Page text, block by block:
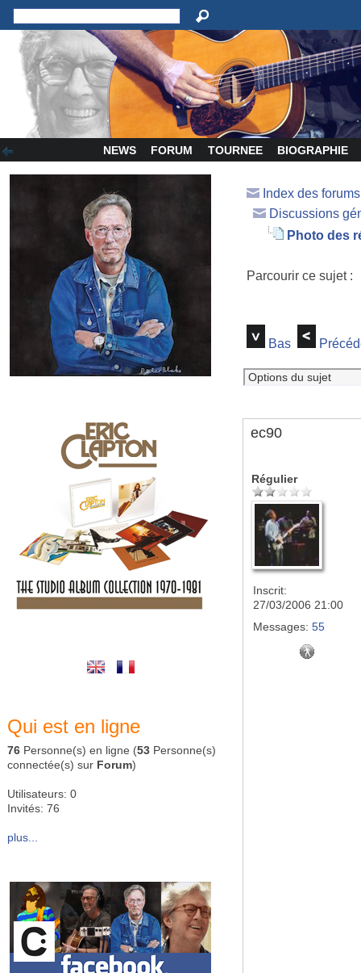
NEWS FORUM TOURNEE BIOGRAPHIE
Qui est en ligne
76 Personne(s) en ligne (53 Personne(s)
connectée(s) sur Forum)
Utilisateurs: 0
Invités: 76
plus...
Index des
Discussions
Photo des
Parcourir ce sujet
Bas
ec90
Régulier
Inscrit:
27/03/2006 21:00
Messages: 55